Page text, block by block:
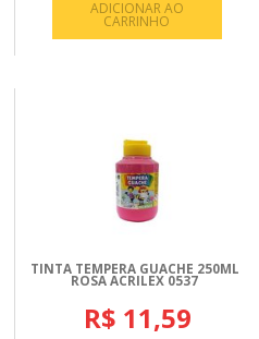
ADICIONAR AO
CARRINHO
TINTA TEMPERA GUACHE 250ML
ROSA ACRILEX 0537
R$ 11,59